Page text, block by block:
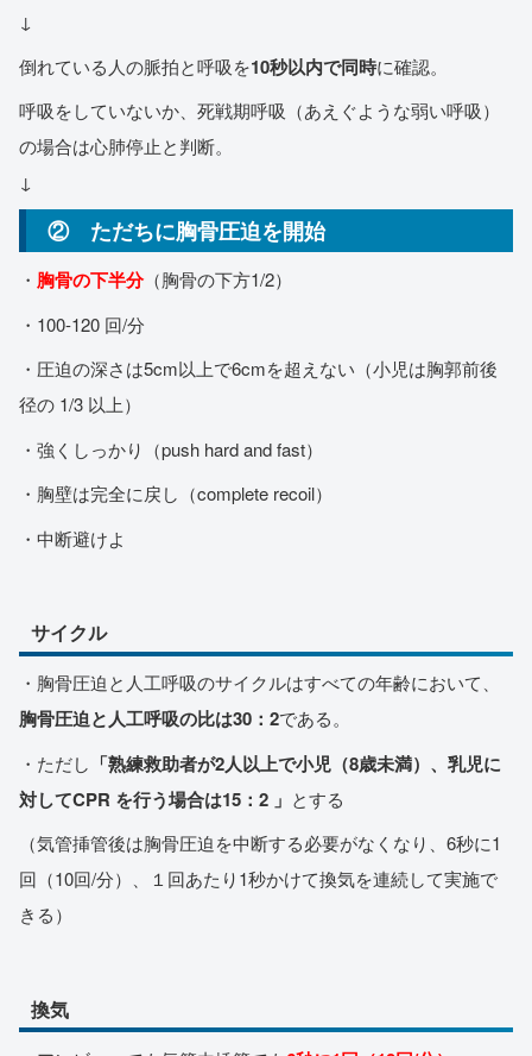
↓
倒れている人の脈拍と呼吸を10秒以内で同時に確認。
呼吸をしていないか、死戦期呼吸（あえぐような弱い呼吸）
の場合は心肺停止と判断。
↓
② ただちに胸骨圧迫を開始
・ 胸骨の下半分（胸骨の下方1/2）
・100-120 回/分
・圧迫の深さは5cm以上で6cmを超えない（小児は胸郭前後
径の 1/3 以上）
・強くしっかり（push hard and fast）
・胸壁は完全に戻し（complete recoil）
・中断避けよ
サイクル
・胸骨圧迫と人工呼吸のサイクルはすべての年齢において、
胸骨圧迫と人工呼吸の比は30：2である。
・ただし 「熟練救助者が2人以上で小児（8歳未満）、乳児に
対してCPR を行う場合は15：2 」 とする
（気管挿管後は胸骨圧迫を中断する必要がなくなり、6秒に1
回（10回/分）、１回あたり1秒かけて換気を連続して実施で
きる）
換気